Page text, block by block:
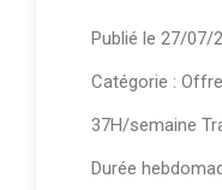
Publié le 27/07/
Catégorie :
37H/semaine
Durée